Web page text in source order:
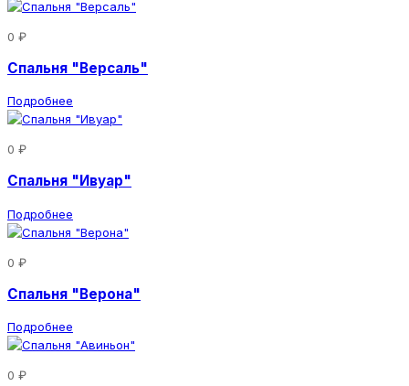
0 ₽
Спальня "Версаль"
Подробнее
0 ₽
Спальня "Ивуар"
Подробнее
0 ₽
Спальня "Верона"
Подробнее
0 ₽